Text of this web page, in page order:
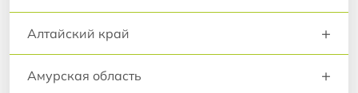
Алтайский край +
Амурская область +